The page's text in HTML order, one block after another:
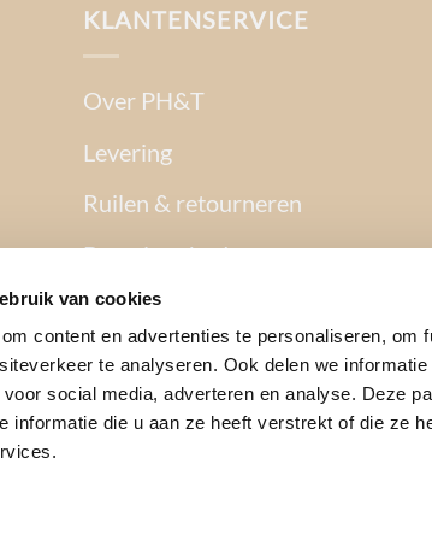
van cookies
content en advertenties te personaliseren, om
te analyseren. Ook delen we
social media, adverteren en analyse. Deze
informatie die u aan ze heeft verstrekt of die ze
KLANTENSERVICE
Over PH&T
Levering
Ruilen & retourneren
Betaalmethoden
Garantie
Contact
Privacy Policy